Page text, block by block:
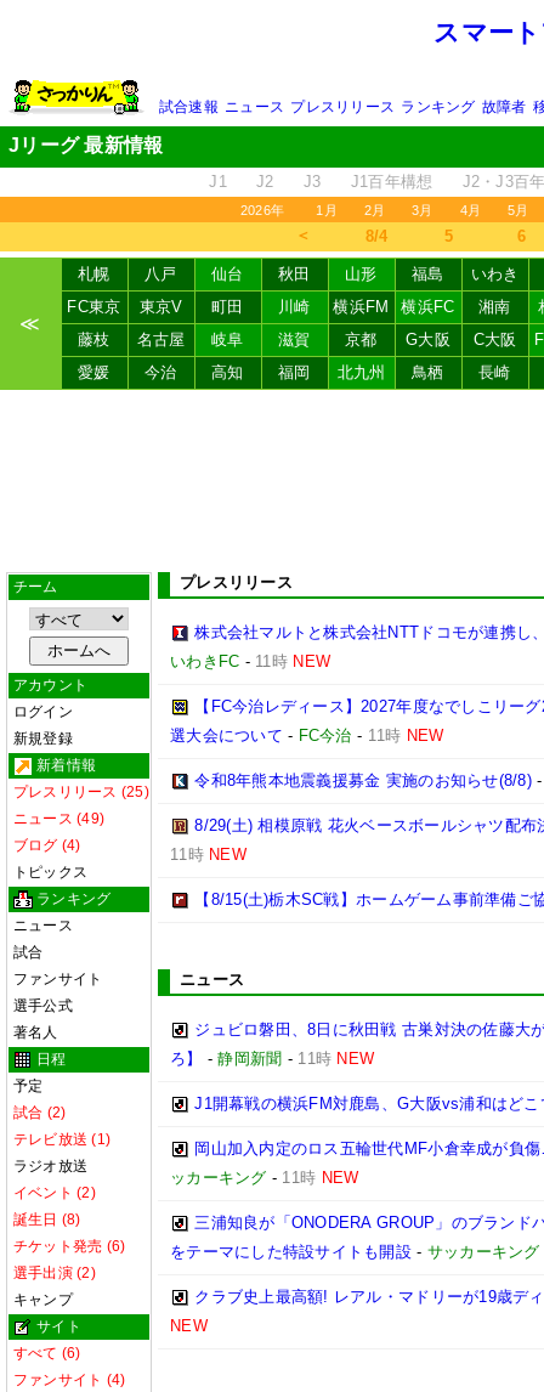
スマー
試合速報 ニュース プレスリリース ランキング 故障者
Jリーグ 最新情報
J1 J2 J3 J1百年構想 J2・J3百
2026年 1月 2月 3月 4月 5月
＜ 8/4 5 6
≪
札幌 八戸 仙台 秋田 山形 福島
いわき
FC東京
東京V 町田 川崎 横浜FM 横浜FC 湘南
藤枝
名古屋 岐阜 滋賀 京都 G大阪 C大阪
愛媛
今治 高知 福岡 北九州 鳥栖 長崎
チーム
アカウント
ログイン
新規登録
新着情報
プレスリリース (25)
ニュース (49)
ブログ (4)
トピックス
ランキング
ニュース
試合
ファンサイト
選手公式
著名人
日程
予定
試合 (2)
テレビ放送 (1)
ラジオ放送
イベント (2)
誕生日 (8)
チケット発売 (6)
選手出演 (2)
キャンプ
サイト
すべて (6)
ファンサイト (4)
プレスリリース
株式会社マルトと株式会社NTTドコモが連携し
いわきFC - 11時 NEW
【FC今治レディース】2027年度なでしこリー
選大会について - FC今治 - 11時 NEW
令和8年熊本地震義援募金 実施のお知らせ(8/8)
8/29(土) 相模原戦 花火ベースボールシャツ配
11時 NEW
【8/15(土)栃木SC戦】ホームゲーム事前準備ご
ニュース
ジュビロ磐田、8日に秋田戦 古巣対決の佐藤大
ろ】
-静岡新聞 - 11時 NEW
J1開幕戦の横浜FM対鹿島、G大阪vs浦和はど
岡山加入内定のロス五輪世代MF小倉幸成が負
ッカーキング - 11時 NEW
三浦知良が「ONODERA GROUP」のブランド
をテーマにした特設サイトも開設 - サッカーキング
クラブ史上最高額! レアル・マドリーが19歳デ
NEW